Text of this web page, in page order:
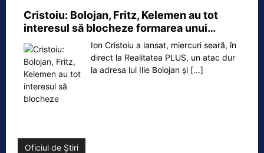
Cristoiu: Bolojan, Fritz, Kelemen au tot
interesul să blocheze formarea unui…
Ion Cristoiu a lansat, miercuri seară, în
direct la Realitatea PLUS, un atac dur
la adresa lui Ilie Bolojan și [...]
Oficiul de Știri